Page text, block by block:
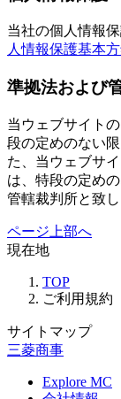
当社の個人情報
人情報保護基本
準拠法および
当ウェブサイト
段の定めのない
た、当ウェブサ
は、特段の定め
管轄裁判所と致し
ページ上部へ
現在地
TOP
ご利用規約
サイトマップ
三菱商事
Explore MC